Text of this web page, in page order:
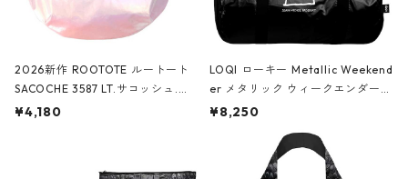
2026新作 ROOTOTE ルートート
SACOCHE 3587 LT.サコッシュ.ル
ミエ-B ショルダーバッグ グロスピ
¥4,180
LOQI ローキー Metallic Weekend
er メタリック ウィークエンダー
ボストンバッグ ショルダーバッグ
Black ジャン=ミッシェル・バスキ
ア/クラウン ブラック
¥8,250